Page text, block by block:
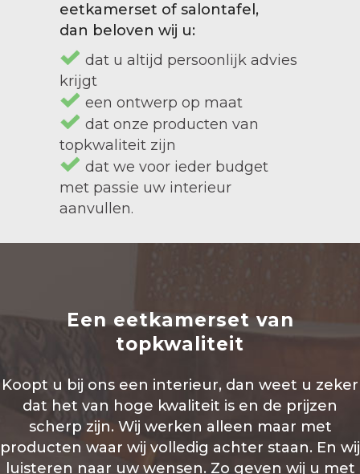
eetkamerset of salontafel,
dan beloven wij u:
dat u altijd persoonlijk advies
krijgt
een ontwerp op maat
dat onze producten van
topkwaliteit zijn
dat we voor ieder budget
met passie uw interieur
aanvullen.
Een eetkamerset van
topkwaliteit
Koopt u bij ons een interieur, dan weet u zeker
dat het van hoge kwaliteit is en de prijzen
scherp zijn. Wij werken alleen maar met
producten waar wij volledig achter staan. En wij
luisteren naar uw wensen. Zo geven wij u met